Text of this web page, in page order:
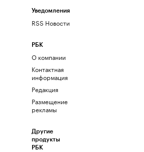
Уведомления
RSS Новости
РБК
О компании
Контактная
информация
Редакция
Размещение
рекламы
Другие
продукты
РБК